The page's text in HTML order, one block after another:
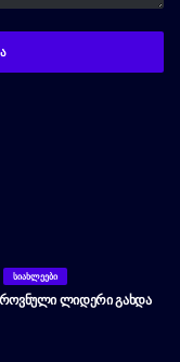
ᲡᲘᲐᲮᲚᲔᲔᲑᲘ
ᲚᲘᲓᲔᲠᲘ ᲒᲐᲮᲓᲐ